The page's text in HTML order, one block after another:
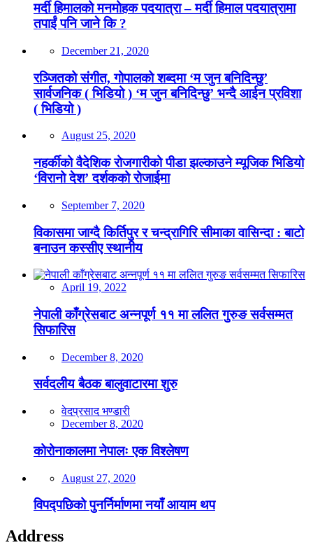
मर्दी हिमालको मनमोहक पदयात्रा – मर्दी हिमाल पदयात्रामा
तपाईं पनि जाने कि ?
December 21, 2020
रञ्जितको संगीत, गोपालको शब्दमा ‘म जुन बनिदिन्छु’
सार्वजनिक ( भिडियो ) ‘म जुन बनिदिन्छु’ भन्दै आईन प्रविशा
( भिडियो )
August 25, 2020
नहर्कीको वैदेशिक रोजगारीको पीडा झल्काउने म्यूजिक भिडियो
‘विरानो देश’ दर्शकको रोजाईमा
September 7, 2020
विकासमा जाग्दै किर्तिपुर र चन्द्रागिरि सीमाका वासिन्दा : बाटो
बनाउन कस्सीए स्थानीय
April 19, 2022
नेपाली काँग्रेसबाट अन्नपूर्ण ११ मा ललित गुरुङ सर्वसम्मत
सिफारिस
December 8, 2020
सर्वदलीय बैठक बालुवाटारमा शुरु
वेदप्रसाद भण्डारी
December 8, 2020
कोरोनाकालमा नेपालः एक विश्लेषण
August 27, 2020
विपद्पछिको पुनर्निर्माणमा नयाँ आयाम थप
Address